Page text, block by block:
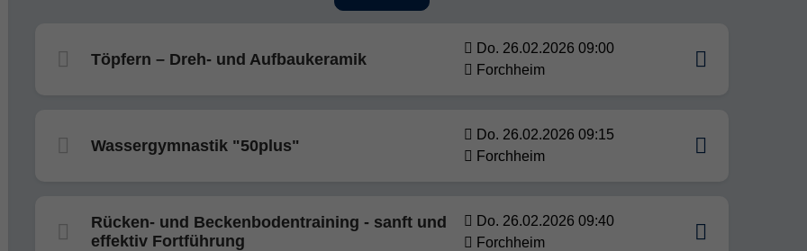
Töpfern – Dreh- und Aufbaukeramik
Do. 26.02.2026 09:00
Forchheim
Wassergymnastik "50plus"
Do. 26.02.2026 09:15
Forchheim
Rücken- und Beckenbodentraining - sanft und
effektiv Fortführung
Do. 26.02.2026 09:40
Forchheim